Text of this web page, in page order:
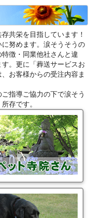
共栄を目指しています！
努めます。涙そうそうの
徴・同業他社さんと違
。更に「葬送サービスお
お客様からの受注内容ま
指導ご協力の下で涙そう
存です。